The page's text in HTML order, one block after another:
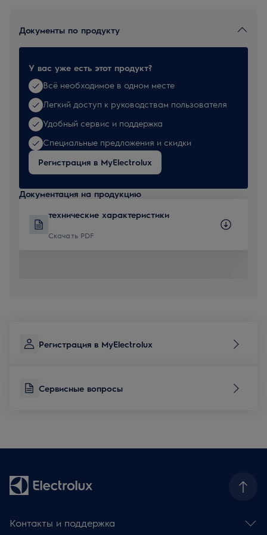
Документы по продукту
У вас уже есть этот продукт?
Всё необходимое в одном месте
Легкий доступ к руководствам пользователя
Удобный сервис и поддержка
Специальные предложения и скидки
Регистрация в MyElectrolux
Документация на продукцию
технические характеристики
Скачать PDF
Регистрация в MyElectrolux
Сервисные вопросы
Контакты и поддержка